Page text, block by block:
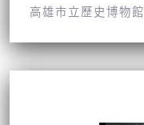
高雄市立歷史博物館